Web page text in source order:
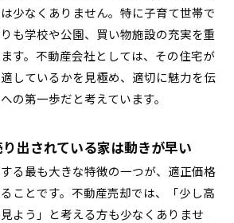
少なくありません。特に子育て世帯で
も学校や公園、買い物施設の充実を重
す。不動産会社としては、その住宅が
しているかを見極め、適切に魅力を伝
の第一歩だと考えています。
出されている家は動きが早い
る最も大きな特徴の一つが、適正価格
ことです。不動産売却では、「少し高
よう」と考える方も少なくありませ